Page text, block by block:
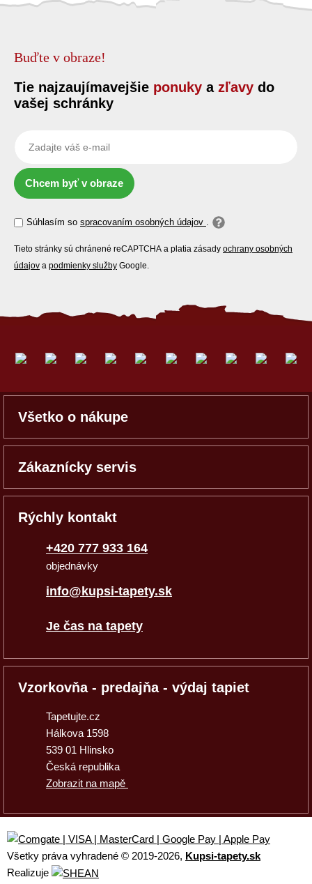
Buďte v obraze!
Tie najzaujímavejšie ponuky a zľavy do
vašej schránky
Chcem byť v obraze
Súhlasím so spracovaním osobných údajov .
Tieto stránky sú chránené reCAPTCHA a platia zásady ochrany osobných
údajov a podmienky služby Google.
Všetko o nákupe
Zákaznícky servis
Rýchly kontakt
+420 777 933 164
objednávky
info@kupsi-tapety.sk
Je čas na tapety
Vzorkovňa - predajňa - výdaj tapiet
Tapetujte.cz
Hálkova 1598
539 01 Hlinsko
Česká republika
Zobrazit na mapě
Všetky práva vyhradené © 2019-2026, Kupsi-tapety.sk
Realizuje